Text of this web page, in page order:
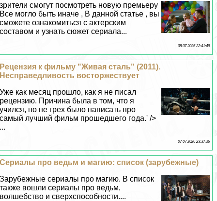
зрители смогут посмотреть новую премьеру
Все могло быть иначе , В данной статье , вы
сможете ознакомиться с актерским
составом и узнать сюжет сериала...
08 07 2026 22:41:49
Рецензия к фильму "Живая сталь" (2011).
Несправедливость восторжествует
Уже как месяц прошло, как я не писал
рецензию. Причина была в том, что я
учился, но не грех было написать про
самый лучший фильм прошедшего года.' />
...
07 07 2026 23:37:36
Сериалы про ведьм и магию: список (зарубежные)
Зарубежные сериалы про магию. В список
также вошли сериалы про ведьм,
волшебство и сверхспособности....